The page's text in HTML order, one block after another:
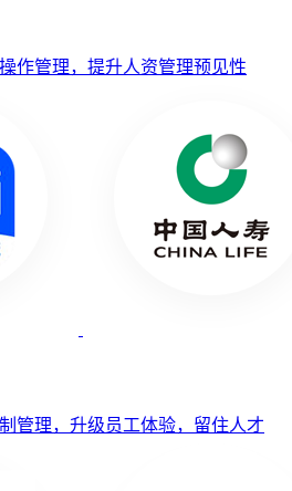
作管理，提升人资管理预见性
管理，升级员工体验，留住人才